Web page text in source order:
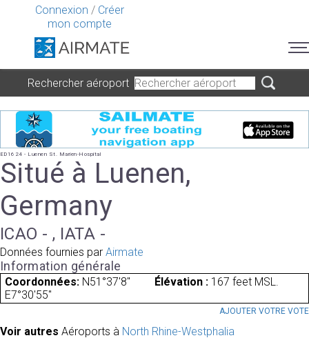
Connexion / Créer
mon compte
Rechercher aéroport
ED1624 - Luenen St. Marien-Hospital
Situé à Luenen,
Germany
ICAO - , IATA -
Données fournies par Airmate
Information générale
Coordonnées: N51°37'8"
E7°30'55"
Élévation : 167 feet MSL.
AJOUTER VOTRE VOTE
Voir autres Aéroports à North Rhine-Westphalia